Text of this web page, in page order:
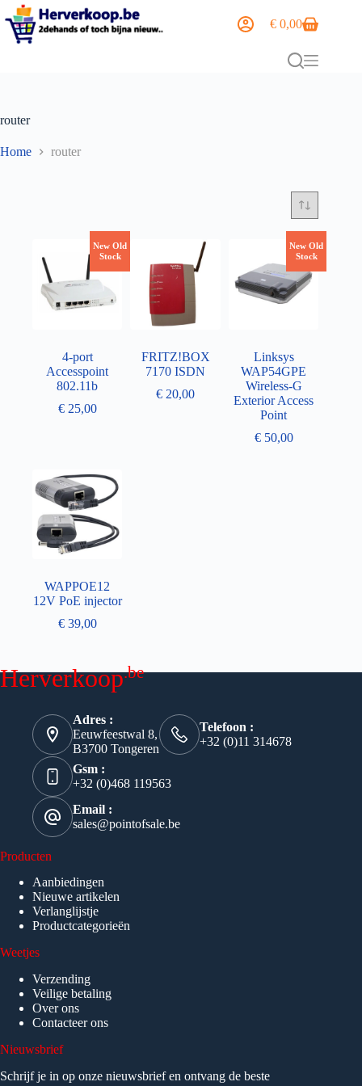
€ 0,00
router
Home router
New Old
Stock
4-port
Accesspoint
802.11b
€25,00
FRITZ!BOX
7170 ISDN
€ 20,00
New Old
Stock
Linksys
WAP54GPE
Wireless-G
Exterior Access
Point
€50,00
WAPPOE12
12V PoE injector
€39,00
Herverkoop.be
Adres :
Eeuwfeestwal 8,
B3700 Tongeren
Telefoon :
+32 (0)11 314678
Gsm :
+32 (0)468 119563
Email :
sales@pointofsale.be
Producten
Aanbiedingen
Nieuwe artikelen
Verlanglijstje
Productcategorieën
Weetjes
Verzending
Veilige betaling
Over ons
Contacteer ons
Nieuwsbrief
Schrijf je in op onze nieuwsbrief en ontvang de beste